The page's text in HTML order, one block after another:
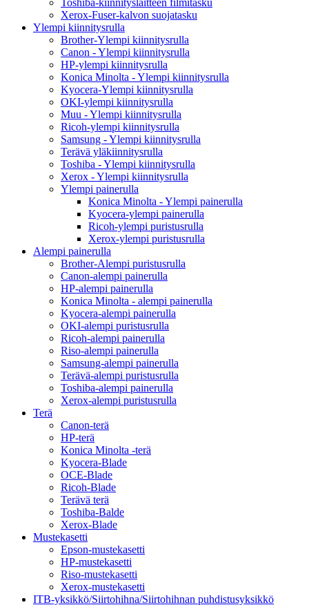
Xerox-Fuser-kalvon suojatasku
Ylempi kiinnitysrulla
Brother-Ylempi kiinnitysrulla
Canon - Ylempi kiinnitysrulla
HP-ylempi kiinnitysrulla
Konica Minolta - Ylempi kiinnitysrulla
Kyocera-Ylempi kiinnitysrulla
OKI-ylempi kiinnitysrulla
Muu - Ylempi kiinnitysrulla
Ricoh-ylempi kiinnitysrulla
Samsung - Ylempi kiinnitysrulla
Terävä yläkiinnitysrulla
Toshiba - Ylempi kiinnitysrulla
Xerox - Ylempi kiinnitysrulla
Ylempi painerulla
Konica Minolta - Ylempi painerulla
Kyocera-ylempi painerulla
Ricoh-ylempi puristusrulla
Xerox-ylempi puristusrulla
Alempi painerulla
Brother-Alempi puristusrulla
Canon-alempi painerulla
HP-alempi painerulla
Konica Minolta - alempi painerulla
Kyocera-alempi painerulla
OKI-alempi puristusrulla
Ricoh-alempi painerulla
Riso-alempi painerulla
Samsung-alempi painerulla
Terävä-alempi puristusrulla
Toshiba-alempi painerulla
Xerox-alempi puristusrulla
Terä
Canon-terä
HP-terä
Konica Minolta -terä
Kyocera-Blade
OCE-Blade
Ricoh-Blade
Terävä terä
Toshiba-Balde
Xerox-Blade
Mustekasetti
Epson-mustekasetti
HP-mustekasetti
Riso-mustekasetti
Xerox-mustekasetti
ITB-yksikkö/Siirtohihna/Siirtohihnan puhdistusyksikkö